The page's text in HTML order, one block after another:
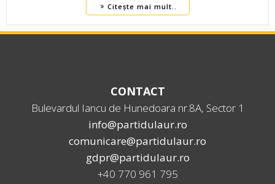
Citește mai mult..
CONTACT
Bulevardul Iancu de Hunedoara nr.8A, Sector 1
info@partidulaur.ro
comunicare@partidulaur.ro
gdpr@partidulaur.ro
+40 770 961 795